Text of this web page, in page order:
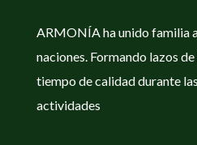
ARMONÍA ha unido familia
naciones. Formando lazos
tiempo de calidad durante
actividades